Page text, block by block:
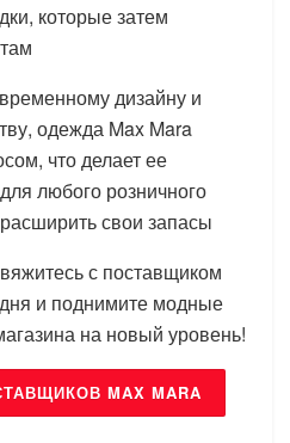
которые затем
дизайну и
одежда Max Mara
что делает ее
любого розничного
свои запасы
с поставщиком
и поднимите модные
на новый уровень!
MAX MARA